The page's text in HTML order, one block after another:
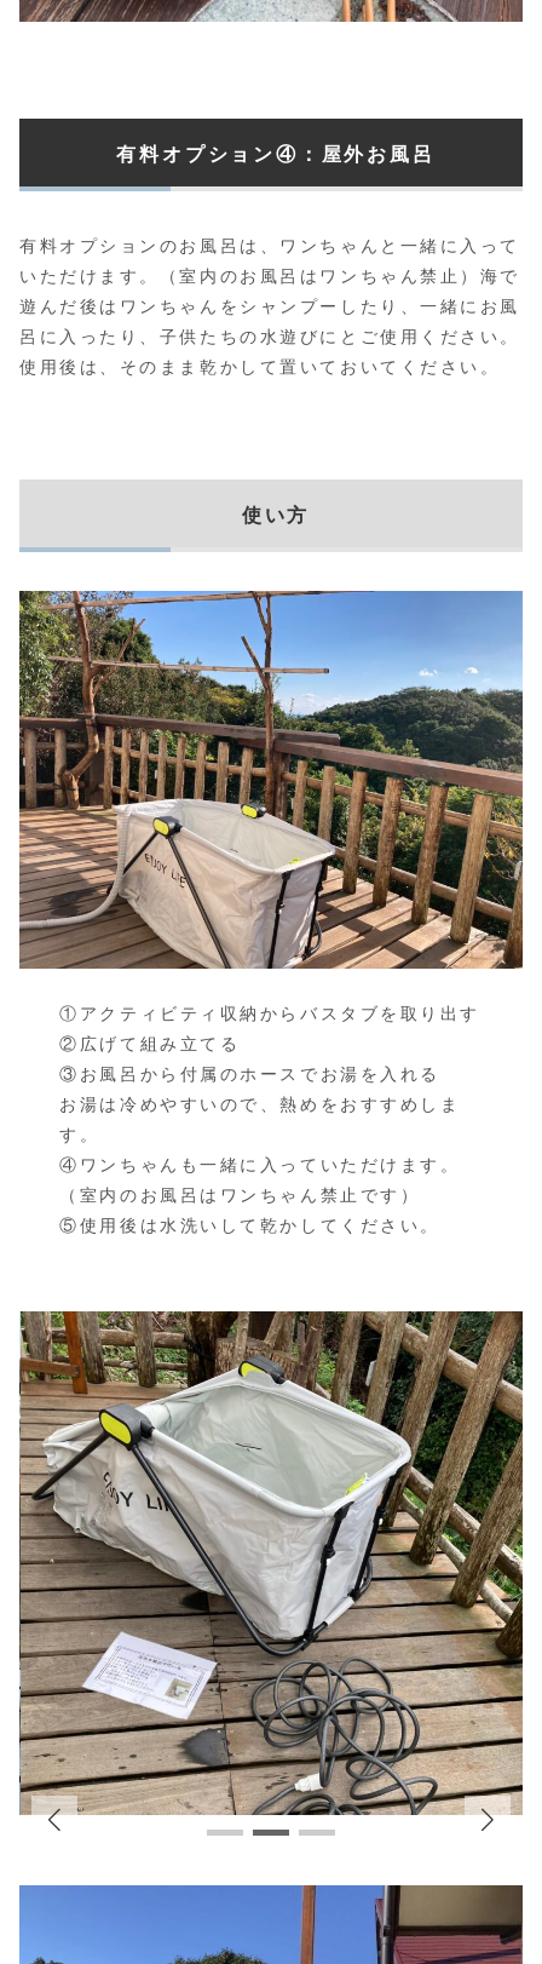
有料オプション④：屋外お風呂
有料オプションのお風呂は、ワンちゃんと一緒に入って
いただけます。（室内のお風呂はワンちゃん禁止）海で
遊んだ後はワンちゃんをシャンプーしたり、一緒にお風
呂に入ったり、子供たちの水遊びにとご使用ください。
使用後は、そのまま乾かして置いておいてください。
使い方
①アクティビティ収納からバスタブを取り出す
②広げて組み立てる
③お風呂から付属のホースでお湯を入れる
お湯は冷めやすいので、熱めをおすすめしま
す。
④ワンちゃんも一緒に入っていただけます。
（室内のお風呂はワンちゃん禁止です）
⑤使用後は水洗いして乾かしてください。